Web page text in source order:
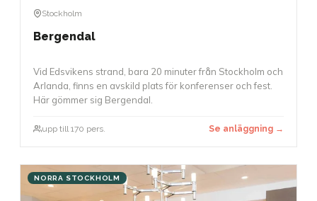
Stockholm
Bergendal
Vid Edsvikens strand, bara 20 minuter från Stockholm och
Arlanda, finns en avskild plats för konferenser och fest.
Här gömmer sig Bergendal.
upp till 170 pers. Se anläggning →
NORRA STOCKHOLM